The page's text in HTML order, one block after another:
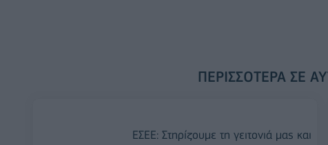
ΠΕΡΙΣΣΌΤΕΡΑ ΣΕ
ΕΣΕΕ: Στηρίζουμε τη γειτονιά μας και